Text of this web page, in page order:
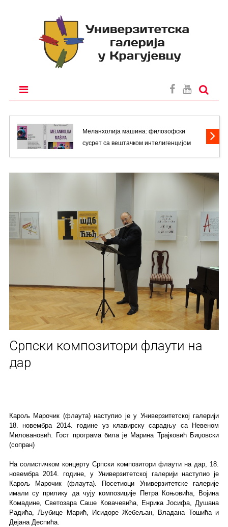
Меланхолија машина: филозофски
сусрет са вештачком интелигенцијом
Српски композитори флаути на
дар
Карољ Марочик (флаута) наступио је у Универзитетској галерији
18. новембра 2014. године уз клавирску сарадњу са Невеном
Миловановић. Гост програма била је Марина Трајковић Биџовски
(сопран)
На солистичком концерту Српски композитори флаути на дар, 18.
новембра 2014. године, у Универзитетској галерији наступио је
Карољ Марочик (флаута). Посетиоци Универзитетске галерије
имали су прилику да чују композиције Петра Коњовића, Војина
Комадине, Светозара Саше Ковачевића, Енрика Јосифа, Душана
Радића, Љубице Марић, Исидоре Жебељан, Владана Тошића и
Дејана Деспића.